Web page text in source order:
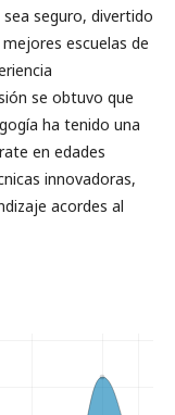
seguro, divertido
escuelas de
se obtuvo que
ha tenido una
en edades
innovadoras,
acordes al